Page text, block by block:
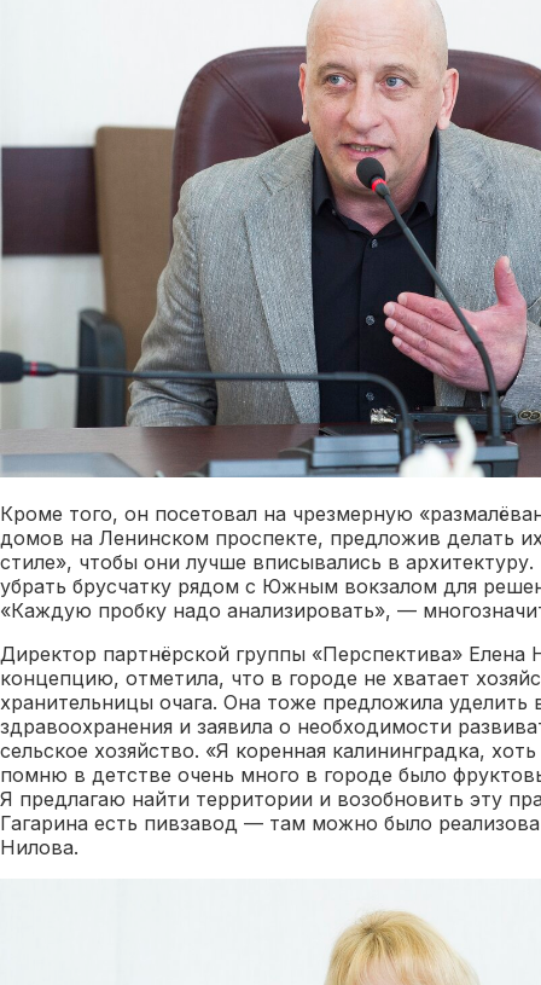
Кроме того, он посетовал на чрезмерную
домов на Ленинском проспекте, предложив делать
стиле», чтобы они лучше вписывались в
убрать брусчатку рядом с Южным вокзалом для
«Каждую пробку надо анализировать», —
Директор партнёрской группы «Перспектива» Елена
концепцию, отметила, что в городе не хватает
хранительницы очага. Она тоже предложила уделить
здравоохранения и заявила о необходимости
сельское хозяйство. «Я коренная калининградка,
помню в детстве очень много в городе было
Я предлагаю найти территории и возобновить эту
Гагарина есть пивзавод — там можно было
Нилова.